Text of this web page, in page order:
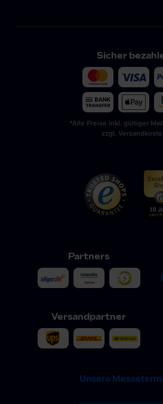
Sicher
*Alle Preise inkl. gültiger
zzgl.
Partners
Versandpartner
Unsere